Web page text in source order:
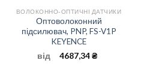
ВОЛОКОННО-ОПТИЧНІ ДАТЧИКИ
Оптоволоконний
підсилювач, PNP, FS-V1P
KEYENCE
від
4687,34₴